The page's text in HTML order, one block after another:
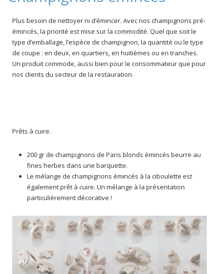
Plus besoin de nettoyer ni d’émincer. Avec nos champignons pré-
émincés, la priorité est mise sur la commodité. Quel que soit le
type d’emballage, l’espèce de champignon, la quantité ou le type
de coupe : en deux, en quartiers, en huitièmes ou en tranches.
Un produit commode, aussi bien pour le consommateur que pour
nos clients du secteur de la restauration.
Prêts à cuire.
200 gr de champignons de Paris blonds émincés beurre au
fines herbes dans une barquette.
Le mélange de champignons émincés à la ciboulette est
également prêt à cuire. Un mélange à la présentation
particulièrement décorative !